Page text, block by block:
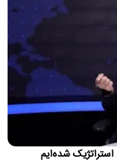
اخیر یک نماینده
بیانیه‌ای خواستار
قضایی
در ۴۳ پرونده، قرار جلب دادرسی صادر شده
شده‌ایم